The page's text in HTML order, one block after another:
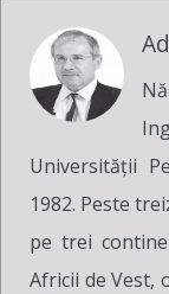
Universității
1982. Peste
pe trei
Africii de Vest,